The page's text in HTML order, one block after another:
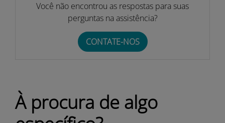
Você não encontrou as respostas para suas
perguntas na assistência?
CONTATE-NOS
À procura de algo